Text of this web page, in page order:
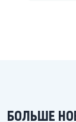
БОЛЬШЕ